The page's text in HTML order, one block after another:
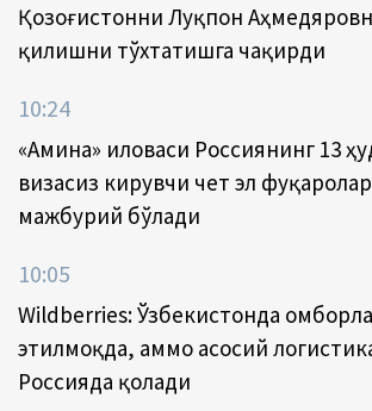
Қозоғистонни Луқпон
қилишни тўхтатишга чақирди
10:24
«Амина» иловаси Россиянинг 13
визасиз кирувчи чет эл
мажбурий бўлади
10:05
Wildberries: Ўзбекистонда
этилмоқда, аммо асосий
Россияда қолади